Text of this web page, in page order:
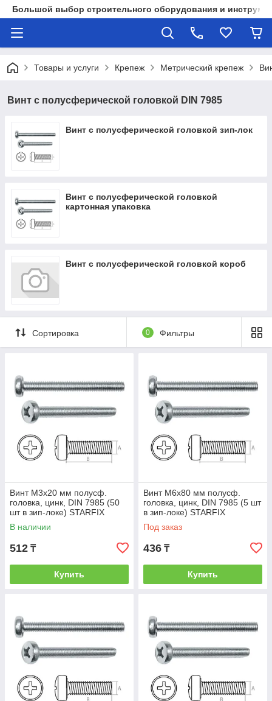
Большой выбор строительного оборудования и
Товары и услуги Крепеж Метрический крепеж
Винт с полусферической головкой DIN 7985
Винт с полусферической головкой зип-лок
Винт с полусферической головкой
картонная упаковка
Винт с полусферической головкой короб
Сортировка 0 Фильтры
Винт М3х20 мм полусф.
головка, цинк, DIN 7985 (50
шт в зип-локе) STARFIX
(STARFIX) (SMZ1-51182-50)
В наличии
512 ₸
Купить
Винт М6х80 мм полусф.
головка, цинк, DIN 7985 (5 шт
в зип-локе) STARFIX
(STARFIX) (SMZ1-54242-5)
Под заказ
436 ₸
Купить